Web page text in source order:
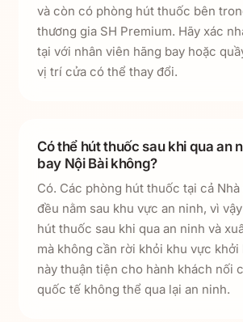
và còn có phòng hút thuốc bên
thương gia SH Premium. Hãy xác
tại với nhân viên hãng bay hoặc
vị trí cửa có thể thay đổi.
Có thể hút thuốc sau khi qua an
bay Nội Bài không?
Có. Các phòng hút thuốc tại cả Nhà
đều nằm sau khu vực an ninh, vì
hút thuốc sau khi qua an ninh và
mà không cần rời khỏi khu vực khởi
này thuận tiện cho hành khách nối
quốc tế không thể qua lại an ninh.